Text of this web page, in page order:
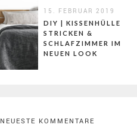
15. FEBRUAR 2019
DIY | KISSENHÜLLE
STRICKEN &
SCHLAFZIMMER IM
NEUEN LOOK
NEUESTE KOMMENTARE